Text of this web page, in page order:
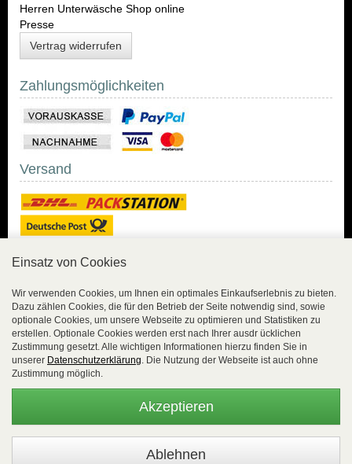
Herren Unterwäsche Shop online
Presse
Vertrag widerrufen
Zahlungsmöglichkeiten
Versand
Sicher Einkaufen mit
Trusted Shops und
Geld-zurück-Garantie.
übertragen.
Die Shop-Server sind PCI-zertifiziert.
Einsatz von Cookies
Wir verwenden Cookies, um Ihnen ein optimales Einkaufserlebnis zu bieten.
Dazu zählen Cookies, die für den Betrieb der Seite notwendig sind, sowie
optionale Cookies, um unsere Webseite zu optimieren und Statistiken zu
erstellen. Optionale Cookies werden erst nach Ihrer ausdr ücklichen
Zustimmung gesetzt. Alle wichtigen Informationen hierzu finden Sie in
unserer Datenschutzerklärung. Die Nutzung der Webseite ist auch ohne
Zustimmung möglich.
Akzeptieren